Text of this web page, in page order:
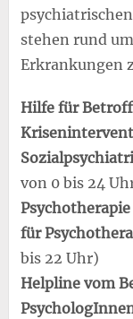
stehen rund
Erkrankungen
Hilfe für
von 0 bis 24
für
bis 22 Uhr)
Helpline vom